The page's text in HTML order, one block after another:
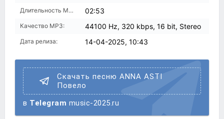
Длительность MP3: 02:53
Качество MP3: 44100 Hz, 320 kbps, 16 bit, Stereo
Дата релиза: 14-04-2025, 10:43
Скачать песню ANNA ASTI
Повело
в Telegram music-2025.ru